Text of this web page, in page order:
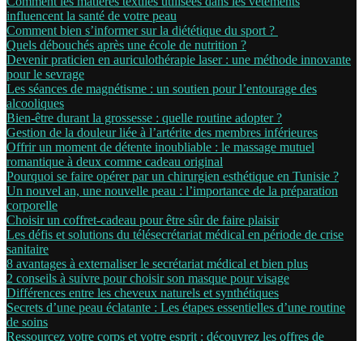
influencent la santé de votre peau
Comment bien s’informer sur la diététique du sport ?
Quels débouchés après une école de nutrition ?
Devenir praticien en auriculothérapie laser : une méthode innovante
pour le sevrage
Les séances de magnétisme : un soutien pour l’entourage des
alcooliques
Bien-être durant la grossesse : quelle routine adopter ?
Gestion de la douleur liée à l’artérite des membres inférieures
Offrir un moment de détente inoubliable : le massage mutuel
romantique à deux comme cadeau original
Pourquoi se faire opérer par un chirurgien esthétique en Tunisie ?
Un nouvel an, une nouvelle peau : l’importance de la préparation
corporelle
Choisir un coffret-cadeau pour être sûr de faire plaisir
Les défis et solutions du télésecrétariat médical en période de crise
sanitaire
8 avantages à externaliser le secrétariat médical et bien plus
2 conseils à suivre pour choisir son masque pour visage
Différences entre les cheveux naturels et synthétiques
Secrets d’une peau éclatante : Les étapes essentielles d’une routine
de soins
Ressourcez votre corps et votre esprit : découvrez les offres de